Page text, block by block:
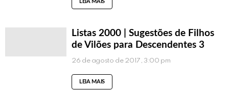
Listas 2000 | Sugestões de Filhos
de Vilões para Descendentes 3
26 de agosto de 2017, 3:00 pm
LEIA MAIS